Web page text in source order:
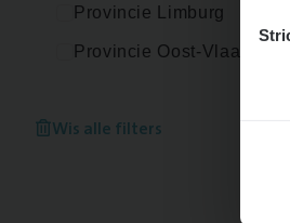
Provincie Limburg
Provincie Oost-Vlaanderen
Wis alle filters